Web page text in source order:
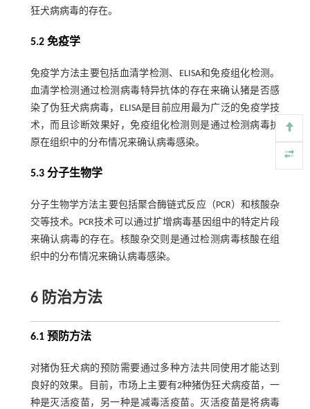
狂犬病病毒的存在。
5.2 免疫学
免疫学方法主要包括血清学检测、ELISA和免疫组化检测。
血清学检测通过检测病毒特异抗体的存在来确认猪是否感
染了伪狂犬病病毒，ELISA是目前应用最为广泛的免疫学技
术，而且诊断效果好，免疫组化检测则是通过检测病毒抗
原在组织中的分布情况来确认病毒感染。
5.3 分子生物学
分子生物学方法主要包括聚合酶链式反应（PCR）和核酸杂
交等技术。PCR技术可以通过扩增病毒基因组中的特定片段
来确认病毒的存在。核酸杂交则是通过检测病毒核酸在组
织中的分布情况来确认病毒感染。
6 防治方法
6.1 预防方法
对猪伪狂犬病的预防需要通过多种方法共同使用才能达到
良好的效果。目前，市场上主要有2种猪伪狂犬病疫苗，一
种是灭活疫苗，另一种是减毒活疫苗。灭活疫苗是将病毒